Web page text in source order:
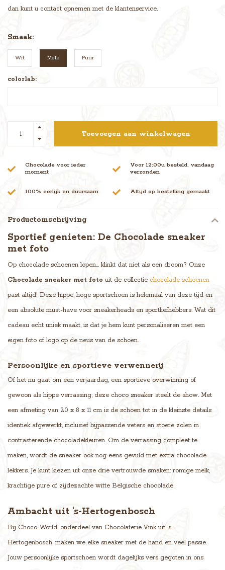
dan kunt u contact opnemen met de klantenservice.
Smaak:
Wit Melk Puur
colorlab:
Toevoegen aan winkelwagen
Chocolade voor ieder
moment
Voor 12:00u besteld, vandaag
verzonden
100% eerlijk en duurzaam Altijd op bestelling gemaakt
Productomschrijving
Sportief genieten: De Chocolade sneaker
met foto
Op chocolade schoenen lopen... klinkt dat niet als een droom? Onze
Chocolade sneaker met foto uit de collectie chocolade schoenen
past altijd! Deze hippe, hoge sportschoen is helemaal van deze tijd en
een absolute must-have voor sneakerheads en sportliefhebbers. Wat dit
cadeau echt uniek maakt, is dat je hem kunt personaliseren met een
eigen foto of logo op de neus van de schoen.
Persoonlijke en sportieve verwennerij
Of het nu gaat om een verjaardag, een sportieve overwinning of
gewoon als hippe verrassing; deze choco sneaker steelt de show. Met
een afmeting van 20 x 8 x 11 cm is de schoen tot in de kleinste details
identiek afgewerkt, inclusief bijpassende veters en stoere zolen in
contrasterende chocoladekleuren. Om de verrassing compleet te
maken, wordt de sneaker ook nog eens gevuld met extra chocolade
lekkers. Je kunt kiezen uit onze drie vertrouwde smaken: romige melk,
krachtige pure of zijdezachte witte Belgische chocolade.
Ambacht uit 's-Hertogenbosch
Bij Choco-World, onderdeel van Chocolaterie Vink uit 's-
Hertogenbosch, maken we elke sneaker met de hand en veel passie.
Jouw persoonlijke sportschoen wordt dagelijks vers gegoten in ons